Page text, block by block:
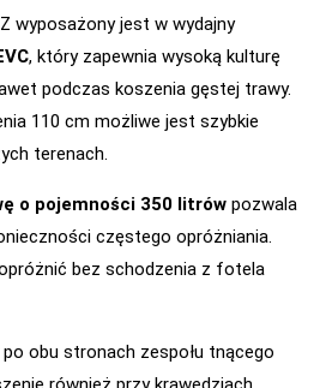
wyposażony jest w wydajny
, który zapewnia wysoką kulturę
podczas koszenia gęstej trawy.
110 cm możliwe jest szybkie
terenach.
o pojemności 350 litrów pozwala
częstego opróżniania.
bez schodzenia z fotela
obu stronach zespołu tnącego